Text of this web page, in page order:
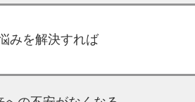
みを解決すれば